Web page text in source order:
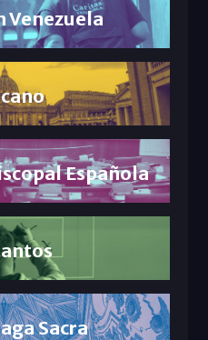
Venezuela
Española
Sacra